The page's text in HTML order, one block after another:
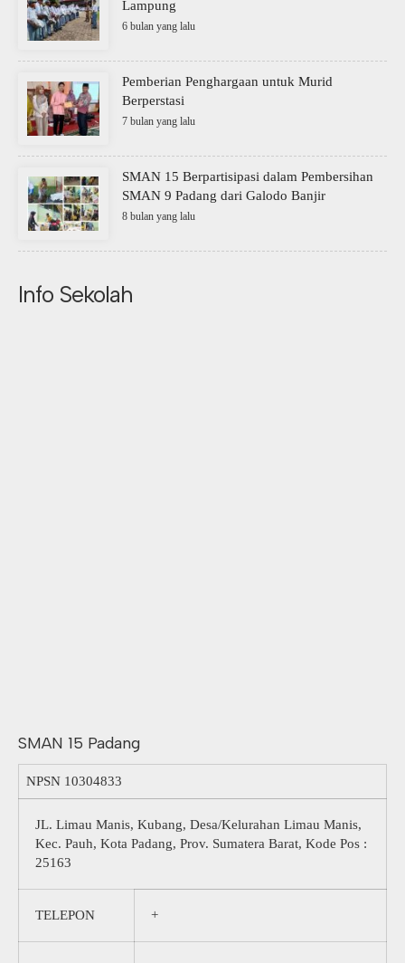
Lampung
6 bulan yang lalu
Pemberian Penghargaan untuk Murid
Berperstasi
7 bulan yang lalu
SMAN 15 Berpartisipasi dalam Pembersihan
SMAN 9 Padang dari Galodo Banjir
8 bulan yang lalu
Info Sekolah
SMAN 15 Padang
NPSN 10304833
JL. Limau Manis, Kubang, Desa/Kelurahan Limau Manis,
Kec. Pauh, Kota Padang, Prov. Sumatera Barat, Kode Pos :
25163
TELEPON +